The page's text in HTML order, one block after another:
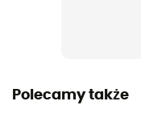
Nieprzemakalność
Polecamy także